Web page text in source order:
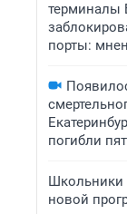
терминалы
порты:
погибли
Школьники
новой